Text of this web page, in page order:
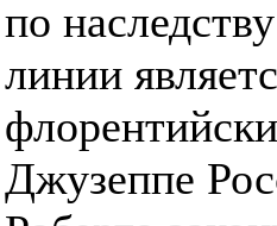
по
линии
Джузеппе